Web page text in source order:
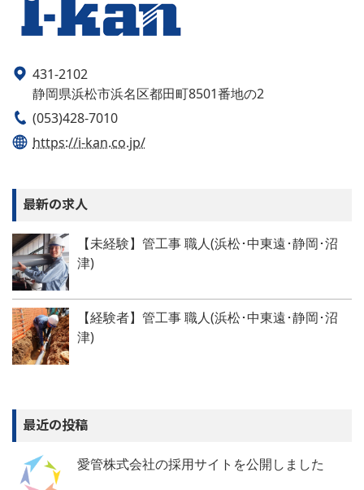
431-2102
静岡県浜松市浜名区都田町8501番地の2
(053)428-7010
https://i-kan.co.jp/
最新の求人
【未経験】管工事 職人(浜松･中東遠･静岡･沼
津)
【経験者】管工事 職人(浜松･中東遠･静岡･沼
津)
最近の投稿
愛管株式会社の採用サイトを公開しました